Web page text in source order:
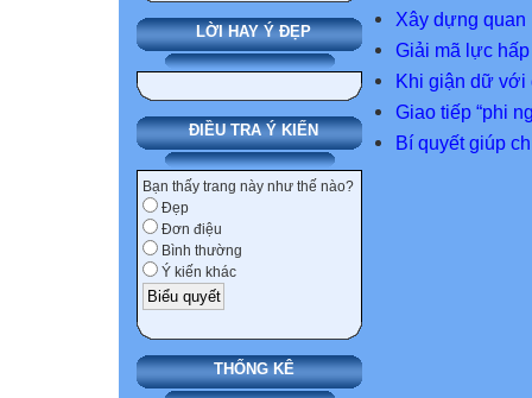
LỜI HAY Ý ĐẸP
ĐIỀU TRA Ý KIẾN
Bạn thấy trang này như thế nào?
Đẹp
Đơn điệu
Bình thường
Ý kiến khác
THỐNG KÊ
Xây dựng quan
Giải mã lực
Khi giận dữ với
Giao tiếp “phi
Bí quyết giúp